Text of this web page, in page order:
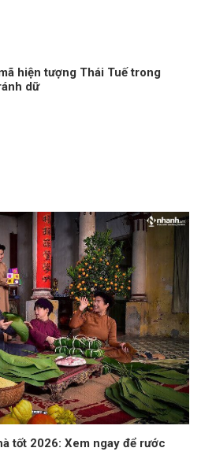
hiện tượng Thái Tuế trong
dữ
tốt 2026: Xem ngay để rước